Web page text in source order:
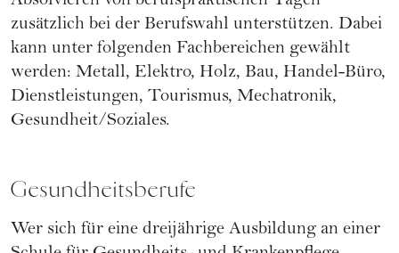
zusätzlich bei der Berufswahl unterstützen. Dabei
kann unter folgenden Fachbereichen gewählt
werden: Metall, Elektro, Holz, Bau, Handel-Büro,
Dienstleistungen, Tourismus, Mechatronik,
Gesundheit/Soziales.
Gesundheitsberufe
Wer sich für eine dreijährige Ausbildung an einer